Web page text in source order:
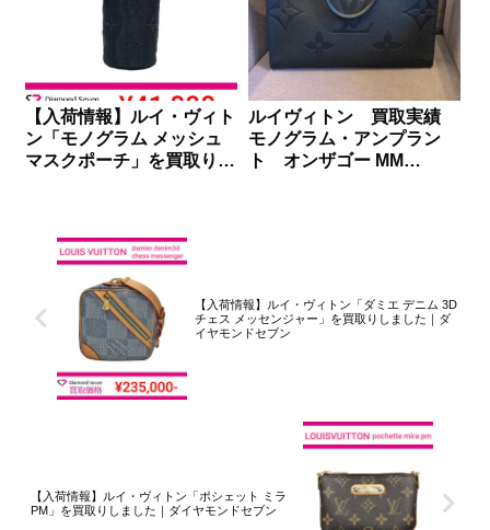
【入荷情報】ルイ・ヴィト
ン「モノグラム メッシュ
マスクポーチ」を買取りし
ルイヴィトン 買取実績
モノグラム・アンプラン
ト オンザゴー MM
【入荷情報】ルイ・ヴィトン「ダミエ デニム 3D
チェス メッセンジャー」を買取りしました｜ダ
イヤモンドセブン
【入荷情報】ルイ・ヴィトン「ポシェット ミラ
PM」を買取りしました｜ダイヤモンドセブン